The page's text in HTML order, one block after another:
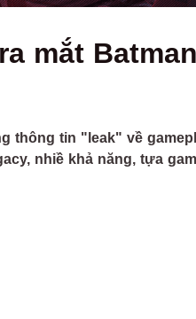
mắt
thông tin "leak" về
nhiề khả năng, tựa